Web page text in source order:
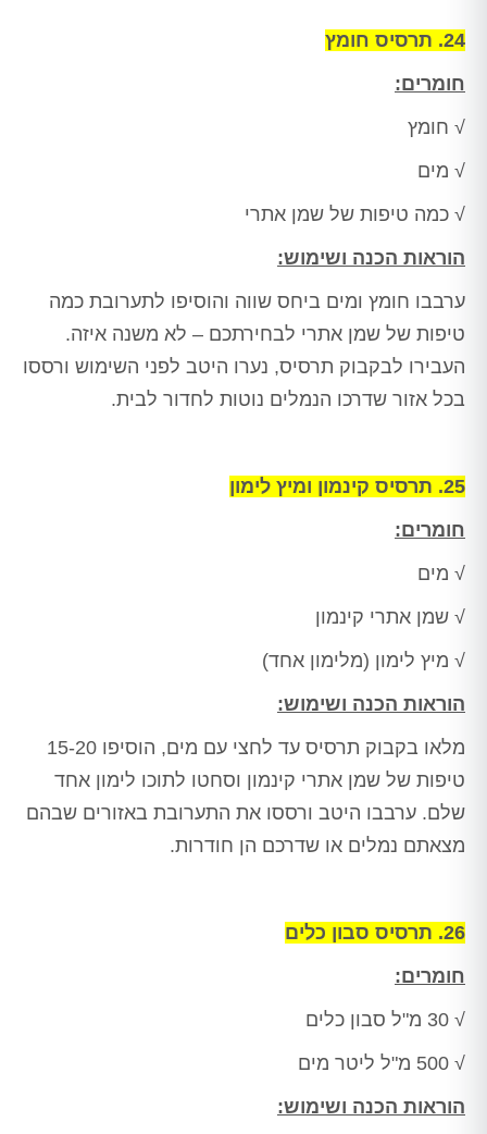
24. תרסיס חומץ
חומרים:
√ חומץ
√ מים
√ כמה טיפות של שמן אתרי
הוראות הכנה ושימוש:
ערבבו חומץ ומים ביחס שווה והוסיפו לתערובת כמה
טיפות של שמן אתרי לבחירתכם – לא משנה איזה.
העבירו לבקבוק תרסיס, נערו היטב לפני השימוש ורססו
בכל אזור שדרכו הנמלים נוטות לחדור לבית.
25. תרסיס קינמון ומיץ לימון
חומרים:
√ מים
√ שמן אתרי קינמון
√ מיץ לימון (מלימון אחד)
הוראות הכנה ושימוש:
מלאו בקבוק תרסיס עד לחצי עם מים, הוסיפו 15-20
טיפות של שמן אתרי קינמון וסחטו לתוכו לימון אחד
שלם. ערבבו היטב ורססו את התערובת באזורים שבהם
מצאתם נמלים או שדרכם הן חודרות.
26. תרסיס סבון כלים
חומרים:
√ 30 מ"ל סבון כלים
√ 500 מ"ל ליטר מים
הוראות הכנה ושימוש: